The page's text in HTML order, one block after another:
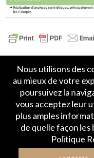
Accueil
Crédits et
Nous utilisons des
au mieux de votre
poursuivez la
vous acceptez leur
plus amples
de quelle façon
Politique